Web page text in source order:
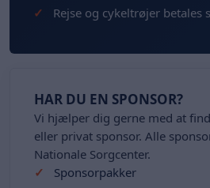
Rejse og cykeltrøjer betales
HAR DU EN SPONSOR?
Vi hjælper dig gerne med at
eller privat sponsor. Alle
Nationale Sorgcenter.
Sponsorpakker